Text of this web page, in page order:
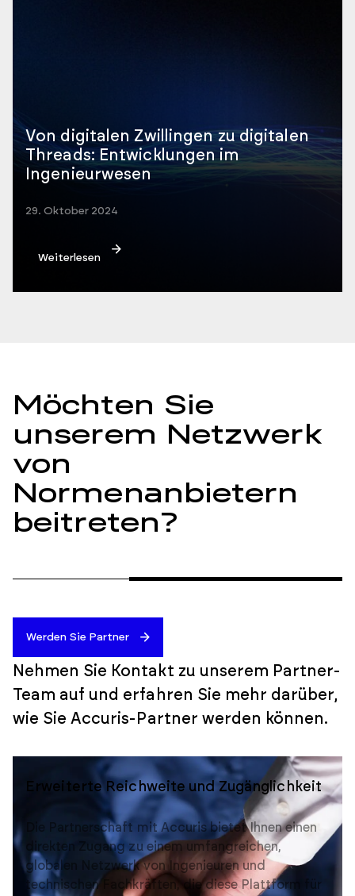
Von digitalen Zwillingen zu digitalen
Threads: Entwicklungen im
Ingenieurwesen
29. Oktober 2024
Weiterlesen
Möchten Sie
unserem Netzwerk
von
Normenanbietern
beitreten?
Werden Sie Partner
Nehmen Sie Kontakt zu unserem Partner-
Team auf und erfahren Sie mehr darüber,
wie Sie Accuris-Partner werden können.
Erweiterte Reichweite und Zugänglichkeit
Verbesserter Inhaltswert durch